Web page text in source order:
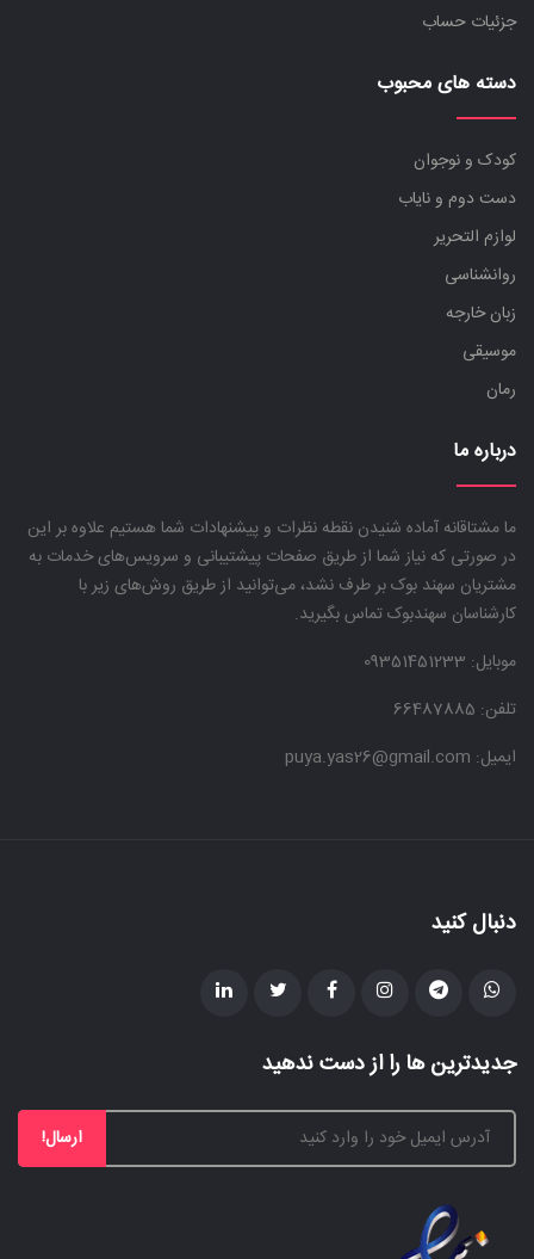
جزئیات حساب
دسته های محبوب
کودک و نوجوان
دست دوم و نایاب
لوازم التحریر
روانشناسی
زبان خارجه
موسیقی
رمان
درباره ما
ما مشتاقانه آماده شنیدن نقطه نظرات و پیشنهادات شما هستیم علاوه بر این
در صورتی که نیاز شما از طریق صفحات پیشتیبانی و سرویس‌های خدمات به
مشتریان سهند بوک بر طرف نشد، می‌توانید از طریق روش‌های زیر با
کارشناسان سهندبوک تماس بگیرید.
موبایل:
تلفن: 66487885
ایمیل: puya.yas26@gmail.com
دنبال کنید
جدیدترین ها را از دست ندهید
ارسال!